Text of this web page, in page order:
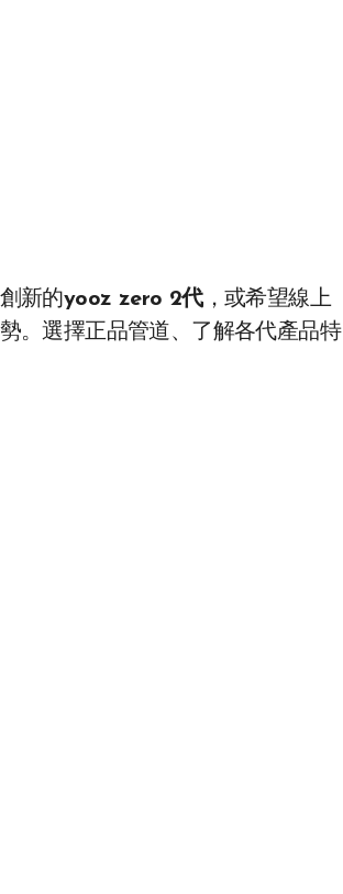
新的yooz zero 2代，或希望線上
。選擇正品管道、了解各代產品特